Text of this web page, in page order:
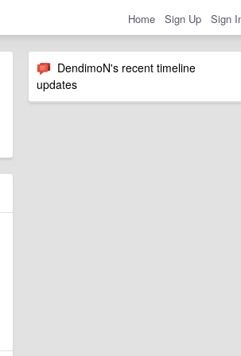
Home Sign Up Sign
DendimoN's recent timeline
updates